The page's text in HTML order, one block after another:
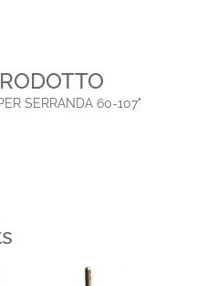
SERRANDA 60-107"